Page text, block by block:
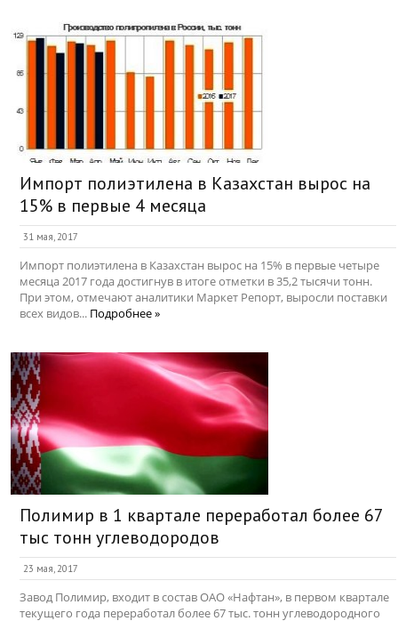
Импорт полиэтилена в Казахстан вырос на
15% в первые 4 месяца
31 мая, 2017
Импорт полиэтилена в Казахстан вырос на 15% в первые четыре
месяца 2017 года достигнув в итоге отметки в 35,2 тысячи тонн.
При этом, отмечают аналитики Маркет Репорт, выросли поставки
всех видов... Подробнее »
Полимир в 1 квартале переработал более 67
тыс тонн углеводородов
23 мая, 2017
Завод Полимир, входит в состав ОАО «Нафтан», в первом квартале
текущего года переработал более 67 тыс. тонн углеводородного